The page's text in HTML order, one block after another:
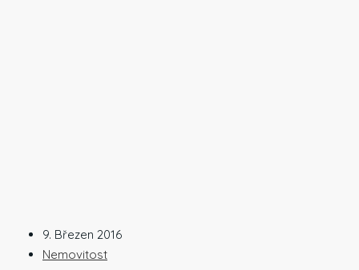
9. Březen 2016
Nemovitost